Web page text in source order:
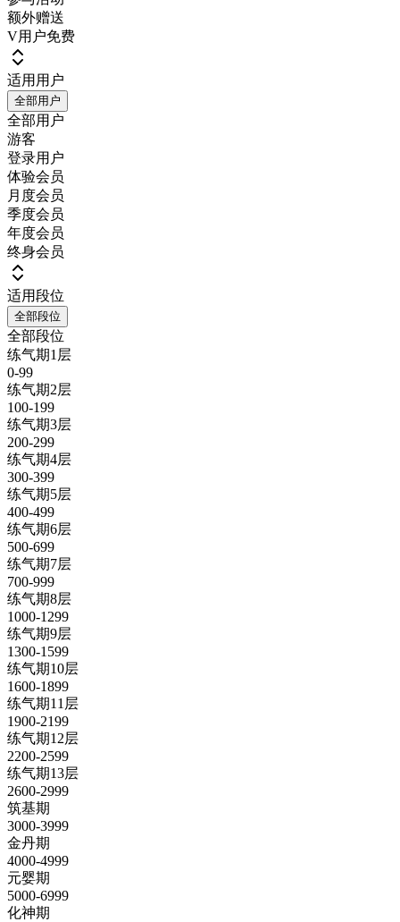
额外赠送
V用户免费
适用用户
全部用户
全部用户
游客
登录用户
体验会员
月度会员
季度会员
年度会员
终身会员
适用段位
全部段位
全部段位
练气期1层
0-99
练气期2层
100-199
练气期3层
200-299
练气期4层
300-399
练气期5层
400-499
练气期6层
500-699
练气期7层
700-999
练气期8层
1000-1299
练气期9层
1300-1599
练气期10层
1600-1899
练气期11层
1900-2199
练气期12层
2200-2599
练气期13层
2600-2999
筑基期
3000-3999
金丹期
4000-4999
元婴期
5000-6999
化神期